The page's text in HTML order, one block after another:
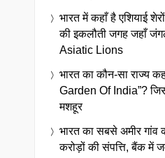
भारत में कहाँ है एशियाई
की इकलौती जगह जहाँ
Asiatic Lions
भारत का कौन-सा राज्य
Garden Of India”?
मशहूर
भारत का सबसे अमीर गांव
करोड़ों की संपत्ति, बैंक में